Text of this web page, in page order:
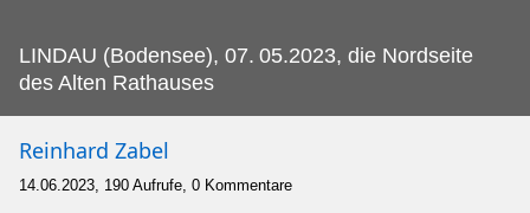
LINDAU (Bodensee), 07. 05.2023, die Nordseite
des Alten Rathauses
Reinhard Zabel
14.06.2023, 190 Aufrufe, 0 Kommentare